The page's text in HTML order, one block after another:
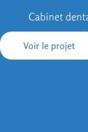
Cabinet
Voir le projet